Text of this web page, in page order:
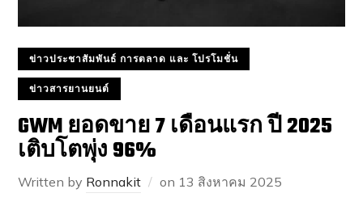
ข่าวประชาสัมพันธ์ การตลาด และ โปรโมชั่น
ข่าวสารยานยนต์
GWM ยอดขาย 7 เดือนแรก ปี 2025
เติบโตพุ่ง 96%
Written by Ronnakit on 13 สิงหาคม 2025